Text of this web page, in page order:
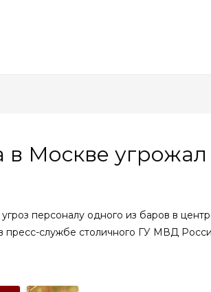
в Москве
персоналу одного из баров в
пресс-службе столичного ГУ МВД